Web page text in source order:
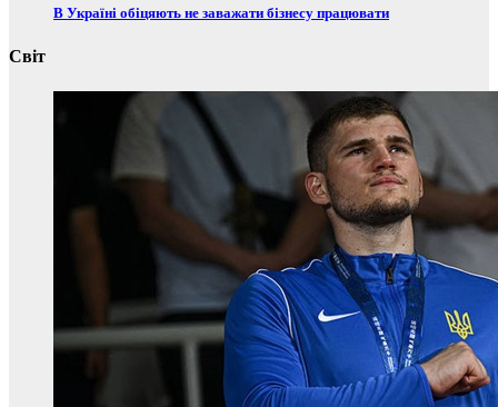
В Україні обіцяють не заважати бізнесу працювати
Світ